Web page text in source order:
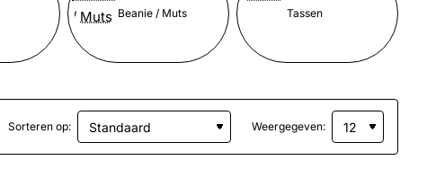
Beanie / Muts Tassen
Sorteren op: Weergegeven: